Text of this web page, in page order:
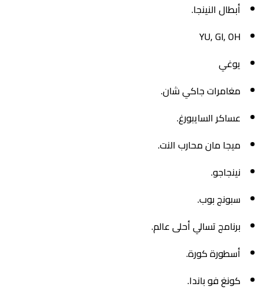
أبطال النينجا.
YU, GI, OH
يوغي
مغامرات جاكي شان.
عساكر السايبورغ.
ميجا مان محارب النت.
نينجاجو.
سبونج بوب.
برنامج تسالي أحلى عالم.
أسطورة كورة.
كونغ فو باندا.